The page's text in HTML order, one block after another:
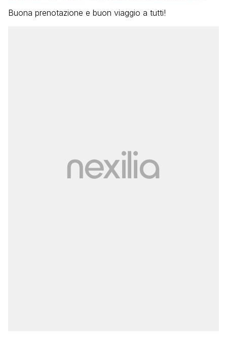
Buona prenotazione e buon viaggio a tutti!